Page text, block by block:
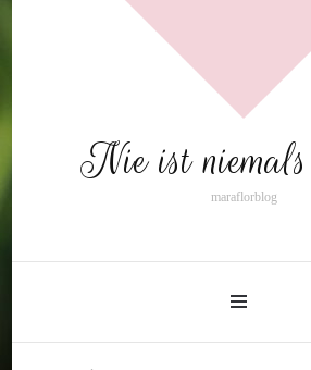
Nie ist niemals
maraflorblog